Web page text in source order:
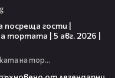
посреща гости |
тортата | 5 авг. 2026 |
Черешката на тортата